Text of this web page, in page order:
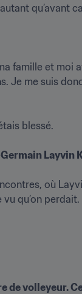
qu’avant
famille et moi
Je me suis
blessé.
Layvin
où
qu’on
de volleyeur.